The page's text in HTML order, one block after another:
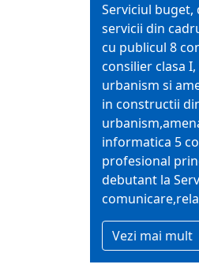
Serviciul buget,
servicii din
cu publicul 8
consilier clasa
urbanism si
in constructii
informatica 5
profesional
debutant la
Vezi mai mult